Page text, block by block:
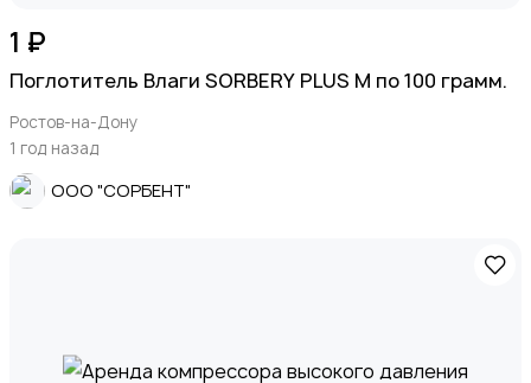
1 ₽
Поглотитель Влаги SORBERY PLUS M по 100 грамм.
Ростов-на-Дону
1 год назад
ООО "СОРБЕНТ"